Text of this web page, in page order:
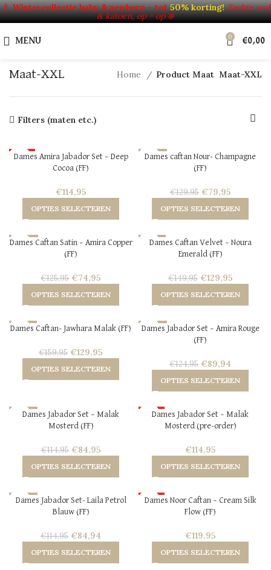
🍼Wintercollectie baby & newborn – tot50% korting! Zachte wol
& katoen, op = op ❄️
MENU 0 €0,00
Maat-XXL Home Product Maat Maat-XXL
Filters (maten etc.)
HOT
Dames Amira Jabador Set – Deep
Cocoa (FF)
€114,95
OPTIES SELECTEREN
-38%
Dames caftan Nour- Champagne
(FF)
€129,95 €79,95
OPTIES SELECTEREN
-40%
Dames Caftan Satin – Amira Copper
(FF)
€125,95 €74,95
OPTIES SELECTEREN
-13%
Dames Caftan Velvet – Noura
Emerald (FF)
€149,95 €129,95
OPTIES SELECTEREN
-19%
Dames Caftan- Jawhara Malak (FF)
€159,95 €129,95
OPTIES SELECTEREN
-28%
Dames Jabador Set – Amira Rouge
(FF)
€124,95 €89,94
OPTIES SELECTEREN
-26%
Dames Jabador Set – Malak
Mosterd (FF)
€114,95 €84,95
OPTIES SELECTEREN
HOT
Dames Jabador Set – Malak
Mosterd (pre-order)
€114,95
OPTIES SELECTEREN
-26%
Dames Jabador Set- Laila Petrol
Blauw (FF)
€114,95 €84,94
OPTIES SELECTEREN
HOT
Dames Noor Caftan – Cream Silk
Flow (FF)
€119,95
OPTIES SELECTEREN